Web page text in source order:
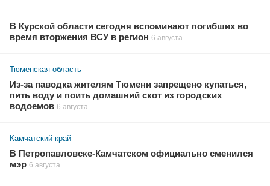
В Курской области сегодня вспоминают погибших во
время вторжения ВСУ в регион 6 августа
Тюменская область
Из-за паводка жителям Тюмени запрещено купаться,
пить воду и поить домашний скот из городских
водоемов 6 августа
Камчатский край
В Петропавловске-Камчатском официально сменился
мэр 6 августа